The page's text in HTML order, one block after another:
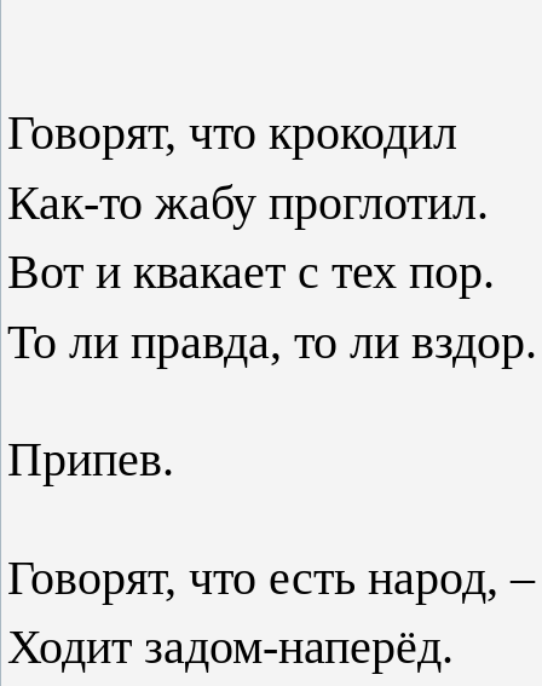
Говорят, что крокодил
Как-то жабу проглотил.
Вот и квакает с тех пор.
То ли правда, то ли вздор.
Припев.
Говорят, что есть народ, –
Ходит задом-наперёд.